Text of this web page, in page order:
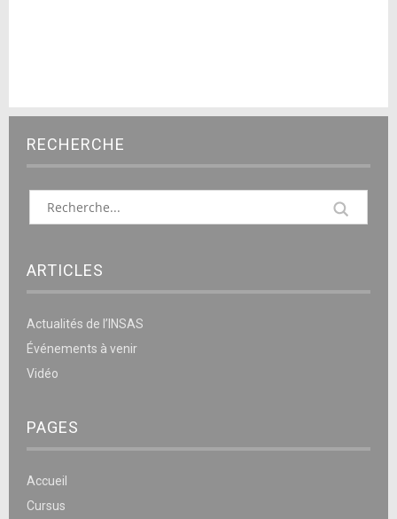
RECHERCHE
ARTICLES
Actualités de l’INSAS
Événements à venir
Vidéo
PAGES
Accueil
Cursus